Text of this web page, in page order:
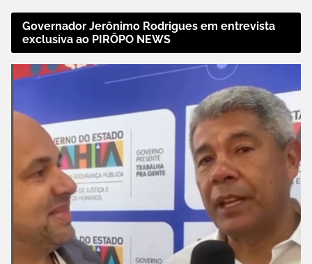
Governador Jerônimo Rodrigues em entrevista
exclusiva ao PIRÔPO NEWS